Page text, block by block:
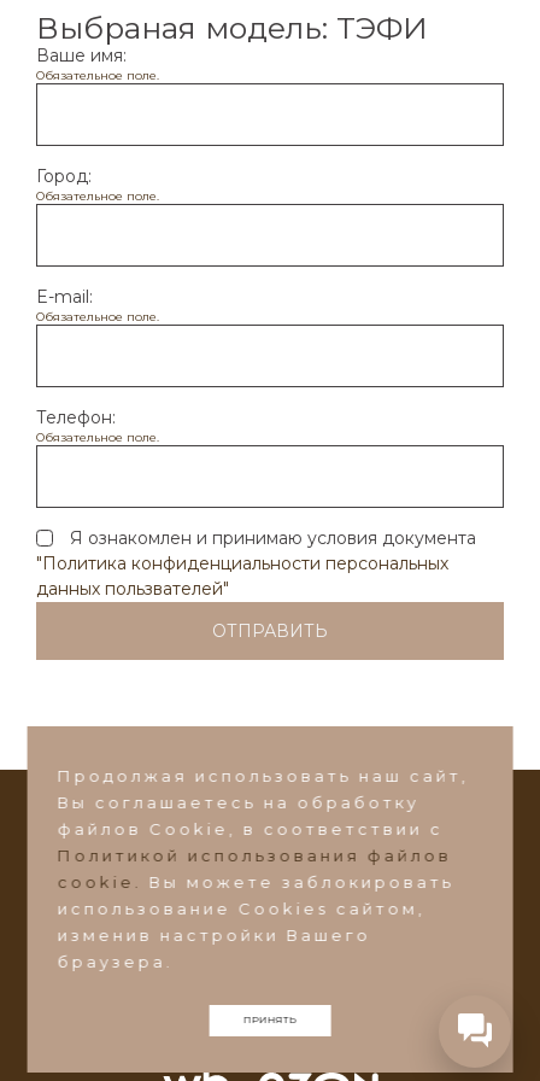
Продолжая использовать наш сайт,
Вы соглашаетесь на обработку
файлов Сookie, в соответствии с
Политикой использования файлов
cookie.
Вы можете заблокировать
использование Cookies сайтом,
изменив настройки Вашего
браузера.
ПРИНЯТЬ
Выбраная модель: ТЭФИ
Ваше имя:
Обязательное поле.
Город:
Обязательное поле.
E-mail:
Обязательное поле.
Телефон:
Обязательное поле.
Я ознакомлен и принимаю условия документа
"Политика конфиденциальности персональных
данных пользвателей"
СТАТЬ ДИЛЕРОМ
©2026 Фабрика мебели "Добрый Стиль"
Ульяновская область, Барышский район, пос.
Поливаново, ул. Зеленая 1А
Ваше имя*
Номер телефона*
Город
Написать в Max
Написать в VK